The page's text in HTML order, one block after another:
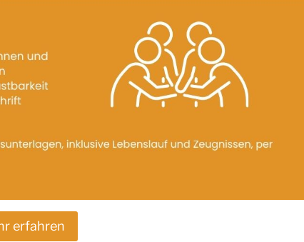
ausfüllen und zum Termin mitbringen; die
drei Tage vor Ihrem Termin erledigen
erfahren